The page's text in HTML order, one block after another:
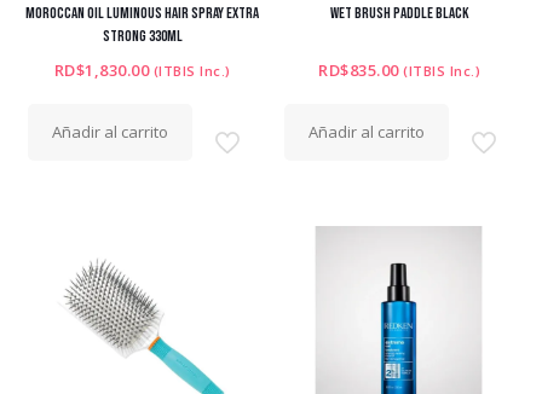
MOROCCAN OIL LUMINOUS HAIR SPRAY EXTRA
STRONG 330ML
RD$1,830.00 (ITBIS Inc.)
Añadir al carrito
WET BRUSH PADDLE BLACK
RD$835.00 (ITBIS Inc.)
Añadir al carrito